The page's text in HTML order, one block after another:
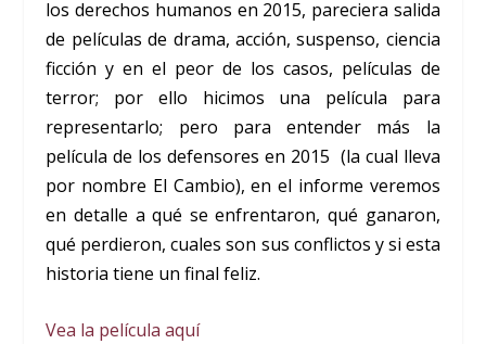
los derechos humanos en 2015, pareciera salida
de películas de drama, acción, suspenso, ciencia
ficción y en el peor de los casos, películas de
terror; por ello hicimos una película para
representarlo; pero para entender más la
película de los defensores en 2015 (la cual lleva
por nombre El Cambio), en el informe veremos
en detalle a qué se enfrentaron, qué ganaron,
qué perdieron, cuales son sus conflictos y si esta
historia tiene un final feliz.
Vea la película aquí